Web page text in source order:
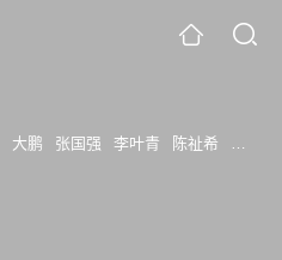
大鹏 张国强 李叶青 陈祉希
戴墨